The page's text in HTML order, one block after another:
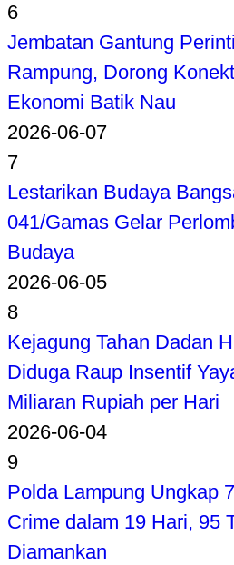
6
Jembatan Gantung
Rampung, Dorong
Ekonomi Batik Nau
2026-06-07
7
Lestarikan Budaya
041/Gamas Gelar
Budaya
2026-06-05
8
Kejagung Tahan Dadan
Diduga Raup Insentif
Miliaran Rupiah per Hari
2026-06-04
9
Polda Lampung Ungkap
Crime dalam 19 Hari, 95
Diamankan